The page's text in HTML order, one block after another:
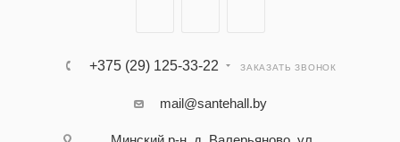
+375 (29) 125-33-22 ЗАКАЗАТЬ ЗВОНОК
mail@santehall.by